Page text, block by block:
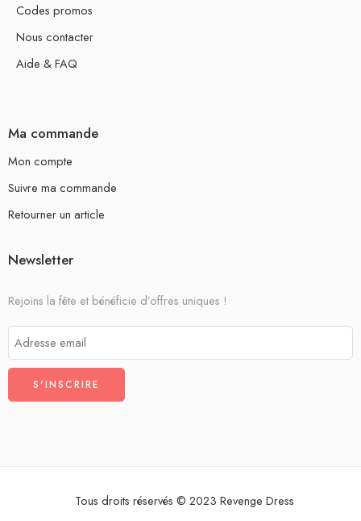
Codes promos
Nous contacter
Aide & FAQ
Ma commande
Mon compte
Suivre ma commande
Retourner un article
Newsletter
Rejoins la fête et bénéficie d’offres uniques !
Tous droits réservés © 2023 Revenge Dress